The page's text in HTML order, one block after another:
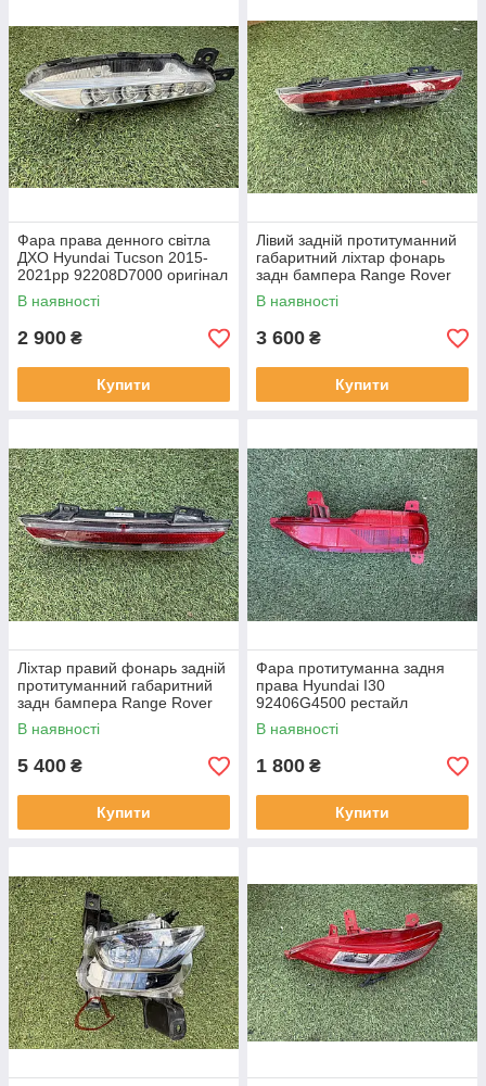
Фара права денного світла
ДХО Hyundai Tucson 2015-
2021рр 92208D7000 оригінал
бв відсутнє одне кріплення,
повністю робоча
В наявності
2 900 ₴
Купити
Лівий задній протитуманний
габаритний ліхтар фонарь
задн бампера Range Rover
L460 від 2021-рр LR152299
оригінал бв повністю р
В наявності
3 600 ₴
Купити
Ліхтар правий фонарь задній
протитуманний габаритний
задн бампера Range Rover
L460 від2021-рр, LR152295
оригінал повністю робо
В наявності
5 400 ₴
Купити
Фара протитуманна задня
права Hyundai I30
92406G4500 рестайл
від2020-рр оригінал бв
відсутнє одне кріплення
В наявності
1 800 ₴
Купити